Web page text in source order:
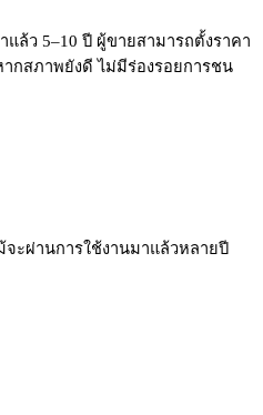
ล้ว 5–10 ปี ผู้ขายสามารถตั้งราคา
ากสภาพยังดี ไม่มีร่องรอยการชน
ะผ่านการใช้งานมาแล้วหลายปี